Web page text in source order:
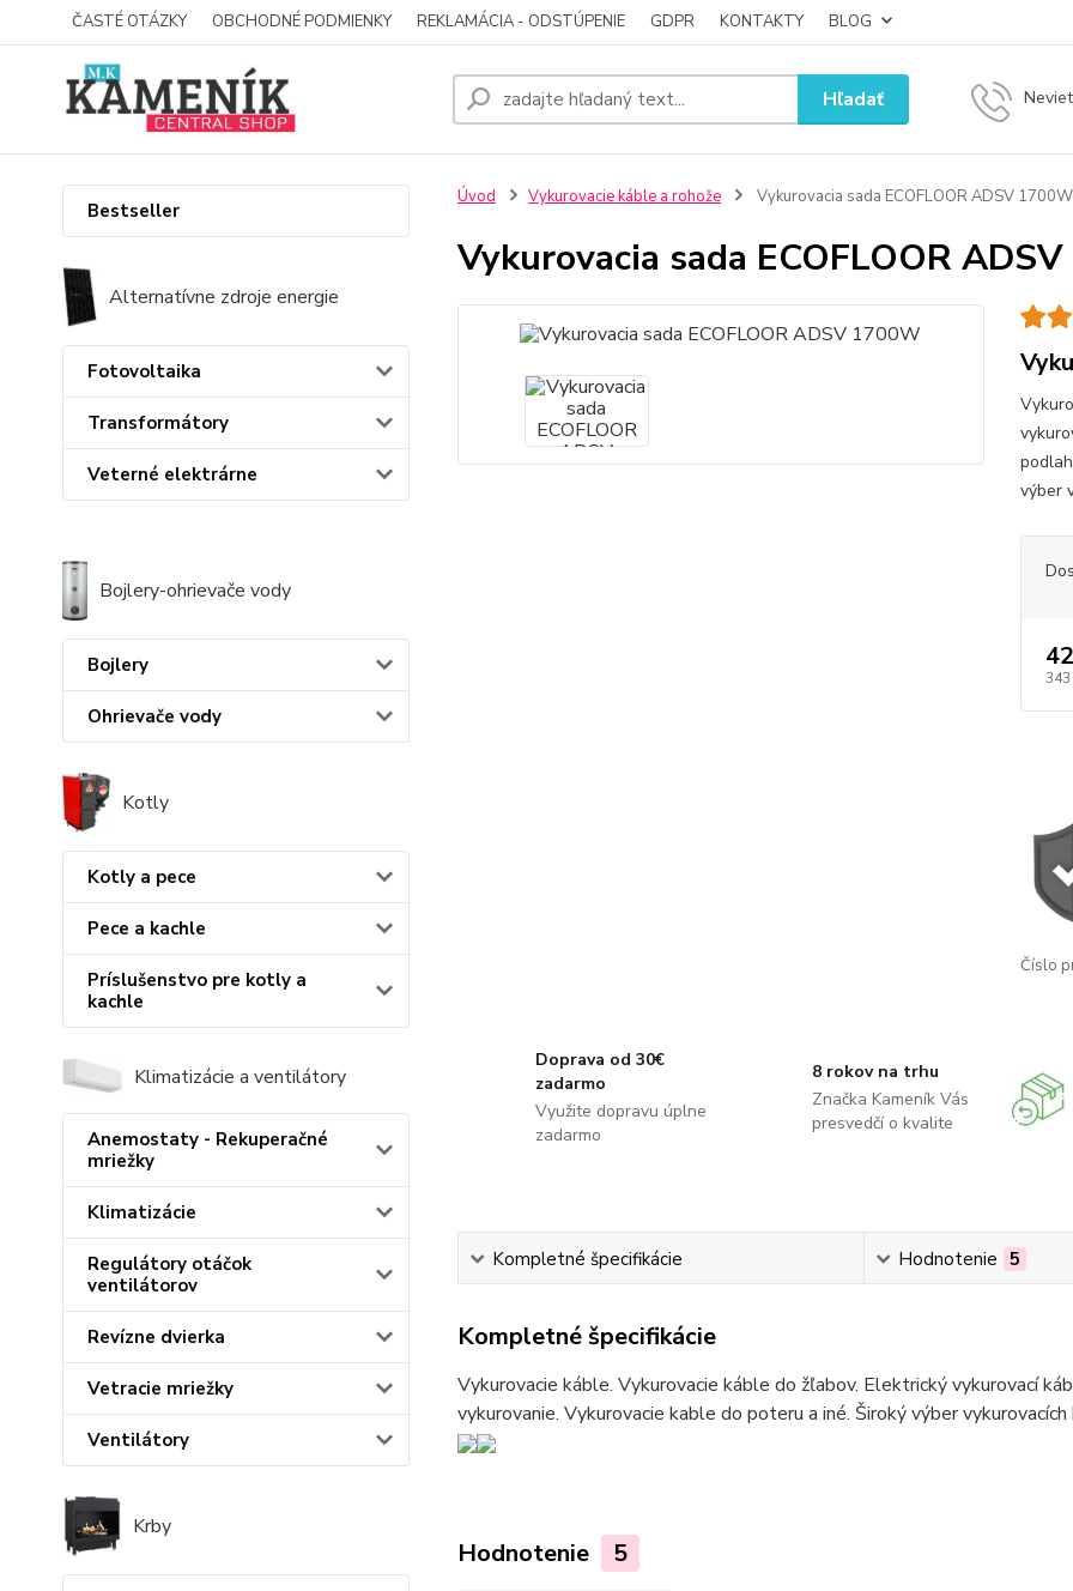
ČASTÉ OTÁZKY OBCHODNÉ PODMIENKY REKLAMÁCIA - ODSTÚPENIE GDPR KONTAKTY BLOG
Hľadať
Bestseller
Alternatívne zdroje energie
Fotovoltaika
Transformátory
Veterné elektrárne
Bojlery-ohrievače vody
Bojlery
Ohrievače vody
Kotly
Kotly a pece
Pece a kachle
Príslušenstvo pre kotly a
kachle
Klimatizácie a ventilátory
Anemostaty - Rekuperačné
mriežky
Klimatizácie
Regulátory otáčok
ventilátorov
Revízne dvierka
Vetracie mriežky
Ventilátory
Krby
Úvod Vykurovacie káble a rohože Vykurovacia sada ECOFLOOR ADSV 1700W
Vykurovacia sada ECOFLOOR
výber
Číslo
Doprava od 30€
zadarmo
Využite dopravu úplne
zadarmo
8 rokov na trhu
Značka Kameník Vás
presvedčí o kvalite
Kompletné špecifikácie Hodnotenie 5
Kompletné špecifikácie
Vykurovacie káble. Vykurovacie káble do žľabov. Elektrický vykurovací
vykurovanie. Vykurovacie kable do poteru a iné. Široký výber
Hodnotenie 5